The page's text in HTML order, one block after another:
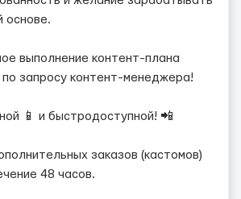
основе.
выполнение контент-плана
запросу контент-менеджера!
📱 и быстродоступной! 📲
заказов (кастомов)
48 часов.